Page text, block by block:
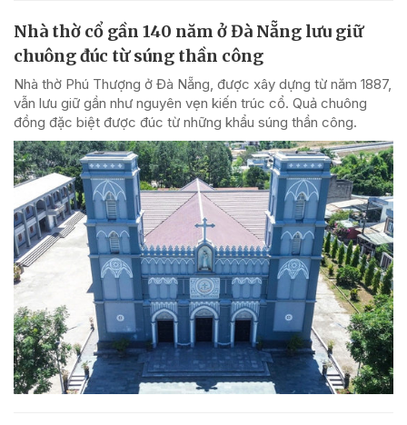
Nhà thờ cổ gần 140 năm ở Đà Nẵng lưu giữ
chuông đúc từ súng thần công
Nhà thờ Phú Thượng ở Đà Nẵng, được xây dựng từ năm 1887,
vẫn lưu giữ gần như nguyên vẹn kiến trúc cổ. Quả chuông
đồng đặc biệt được đúc từ những khẩu súng thần công.